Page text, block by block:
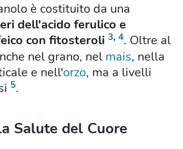
è costituito da una
dell'acido ferulico e
con fitosteroli 3, 4. Oltre al
nel grano, nel mais, nella
e nell'orzo, ma a livelli
5.
Salute del Cuore